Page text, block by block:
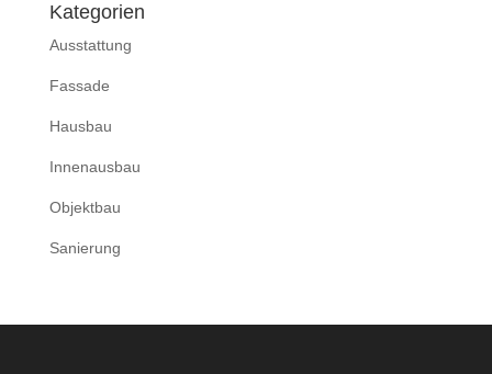
Kategorien
Ausstattung
Fassade
Hausbau
Innenausbau
Objektbau
Sanierung